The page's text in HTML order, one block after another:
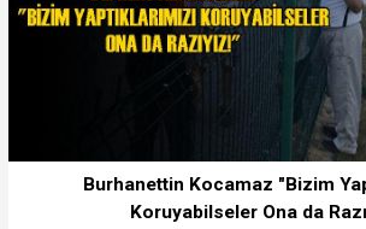
Burhanettin Kocamaz "Bizim
Koruyabilseler Ona da